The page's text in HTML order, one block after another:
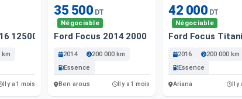
125000 Km
km
Il y a 1 mois
35 500 DT
Négociable
Ford Focus 2014 2000 Km
2014
200 000 km
Essence
Ben arous Il y a 1 mois
42 000 DT
Négociable
Ford Focus
2016
200 000 km
Essence
Ariana Il